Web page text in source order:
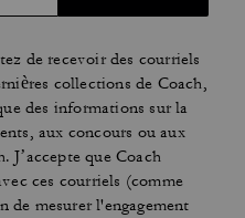
de recevoir des courriels
collections de Coach,
des informations sur la
aux concours ou aux
J’accepte que Coach
ces courriels (comme
mesurer l'engagement